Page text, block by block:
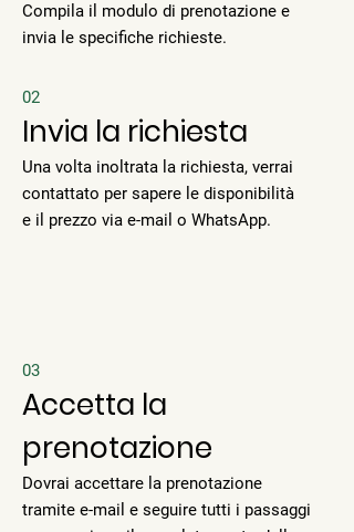
Compila il modulo di prenotazione e
invia le specifiche richieste.
02
Invia la richiesta
Una volta inoltrata la richiesta, verrai
contattato per sapere le disponibilità
e il prezzo via e-mail o WhatsApp.
03
Accetta la
prenotazione
Dovrai accettare la prenotazione
tramite e-mail e seguire tutti i passaggi